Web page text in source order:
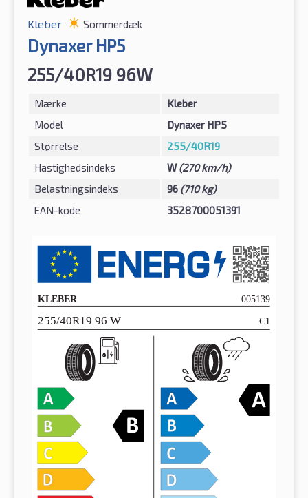
Kleber Sommerdæk
Dynaxer HP5
255/40R19 96W
Mærke
Kleber
Model
Dynaxer HP5
Størrelse
255/40R19
Hastighedsindeks
W(270 km/h)
Belastningsindeks
96 (710 kg)
EAN-kode
3528700051391